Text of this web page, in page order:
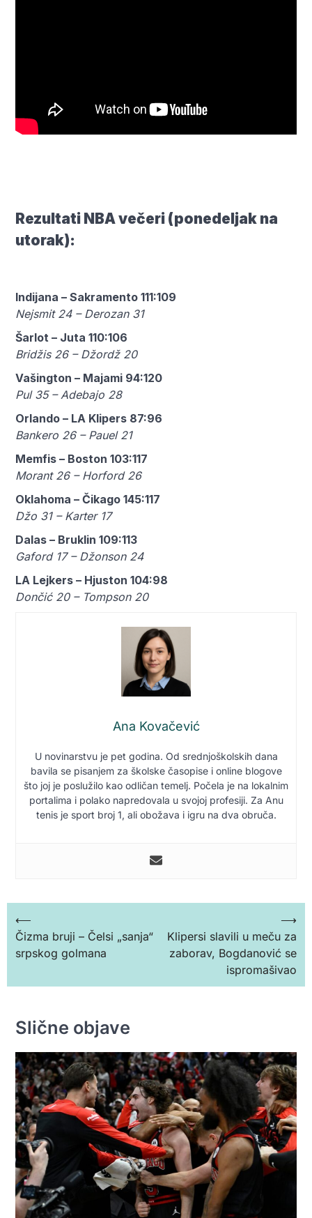
Rezultati NBA večeri (ponedeljak na
utorak):
Indijana – Sakramento 111:109
Nejsmit 24 – Derozan 31
Šarlot – Juta 110:106
Bridžis 26 – Džordž 20
Vašington – Majami 94:120
Pul 35 – Adebajo 28
Orlando – LA Klipers 87:96
Bankero 26 – Pauel 21
Memfis – Boston 103:117
Morant 26 – Horford 26
Oklahoma – Čikago 145:117
Džo 31 – Karter 17
Dalas – Bruklin 109:113
Gaford 17 – Džonson 24
LA Lejkers – Hjuston 104:98
Dončić 20 – Tompson 20
Ana Kovačević
U novinarstvu je pet godina. Od srednjoškolskih dana
bavila se pisanjem za školske časopise i online blogove
što joj je poslužilo kao odličan temelj. Počela je na lokalnim
portalima i polako napredovala u svojoj profesiji. Za Anu
tenis je sport broj 1, ali obožava i igru na dva obruča.
Кретање
чланка
⟵
Čizma bruji – Čelsi „sanja“
srpskog golmana
Klipersi slavili u meču za
zaborav, Bogdanović se
ispromašivao
⟶
Slične objave